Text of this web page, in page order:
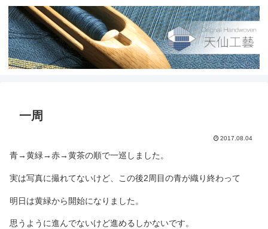
一周
2017.08.04
青→黄緑→赤→黄茶の順で一巡しました。
実は写真に撮れてないけど、この後2周目の青が織り終わって
明日は黄緑から開始になりました。
思うように進んでないけど進めるしかないです。